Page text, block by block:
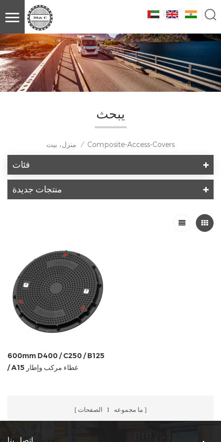
يبحث
منزل، بيت / Composite-Access-Covers
فئات
منتجات جديدة
600mm D400 / C250 / B125
/ A15 غطاء مركب وإطار
ما مجموعه 1 الصفحات